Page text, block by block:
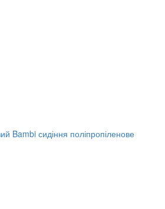
Bambi сидіння поліпропіленове